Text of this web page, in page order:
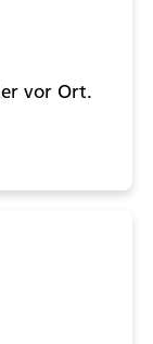
vor Ort.